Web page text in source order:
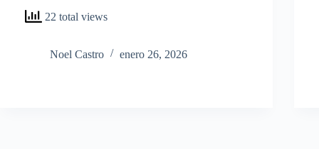
22 total views
Noel Castro enero 26, 2026